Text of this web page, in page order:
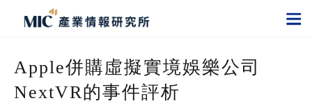
Apple併購虛擬實境娛樂公司
NextVR的事件評析